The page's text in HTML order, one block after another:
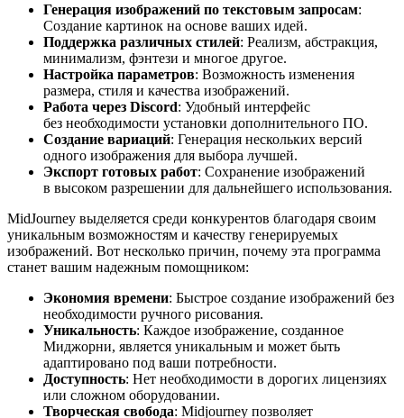
Генерация изображений по текстовым запросам:
Создание картинок на основе ваших идей.
Поддержка различных стилей: Реализм, абстракция,
минимализм, фэнтези и многое другое.
Настройка параметров: Возможность изменения
размера, стиля и качества изображений.
Работа через Discord: Удобный интерфейс
без необходимости установки дополнительного ПО.
Создание вариаций: Генерация нескольких версий
одного изображения для выбора лучшей.
Экспорт готовых работ: Сохранение изображений
в высоком разрешении для дальнейшего использования.
MidJourney выделяется среди конкурентов благодаря своим
уникальным возможностям и качеству генерируемых
изображений. Вот несколько причин, почему эта программа
станет вашим надежным помощником:
Экономия времени: Быстрое создание изображений без
необходимости ручного рисования.
Уникальность: Каждое изображение, созданное
Миджорни, является уникальным и может быть
адаптировано под ваши потребности.
Доступность: Нет необходимости в дорогих лицензиях
или сложном оборудовании.
Творческая свобода: Midjourney позволяет